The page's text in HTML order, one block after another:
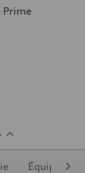
Prime